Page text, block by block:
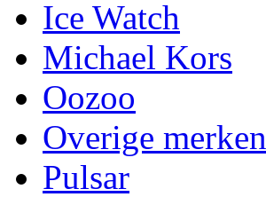
Ice Watch
Michael Kors
Oozoo
Overige merken
Pulsar